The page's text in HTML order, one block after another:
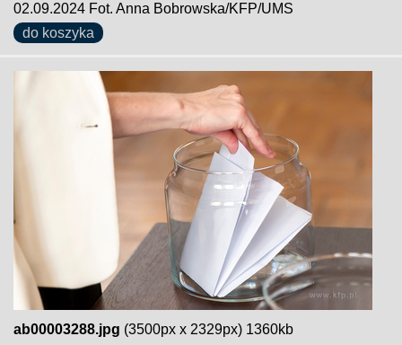
02.09.2024 Fot. Anna Bobrowska/KFP/UMS
do koszyka
ab00003288.jpg (3500px x 2329px) 1360kb